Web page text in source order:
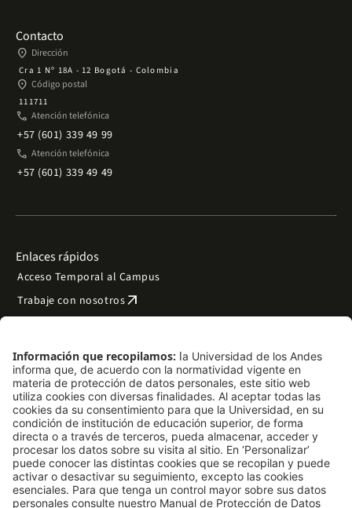
Contacto
place Dirección
Cra 1 Nº 18A - 12 Bogotá - Colombia
place Código postal
111711
phone Atención telefónica
+57 (601) 339 49 99
phone Atención telefónica
+57 (601) 339 49 49
Enlaces rápidos
Acceso Temporal al Campus
Trabaje con nosotrosarrow_outward
Preguntas frecuentes
Filantropía y donacionesarrow_outward
Mapa del sitio arrow_outward
Síguenos
LinkedIn
Instagram